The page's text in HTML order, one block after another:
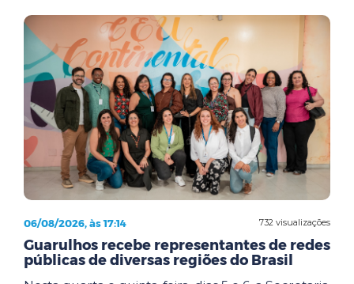
732 visualizações
06/08/2026, às 17:14
Guarulhos recebe representantes de redes
públicas de diversas regiões do Brasil